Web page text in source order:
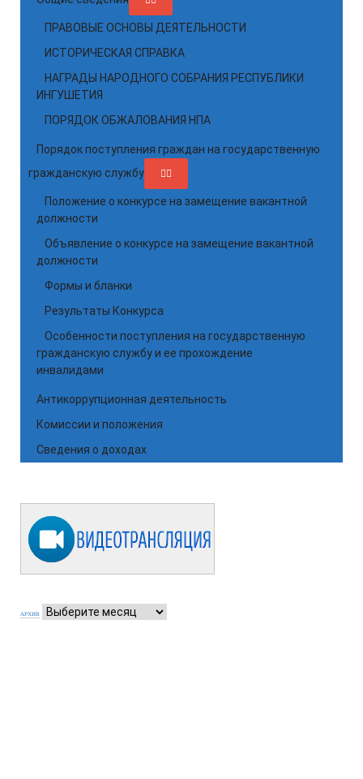
ПРАВОВЫЕ ОСНОВЫ ДЕЯТЕЛЬНОСТИ
ИСТОРИЧЕСКАЯ СПРАВКА
НАГРАДЫ НАРОДНОГО СОБРАНИЯ РЕСПУБЛИКИ
ИНГУШЕТИЯ
ПОРЯДОК ОБЖАЛОВАНИЯ НПА
Порядок поступления граждан на государственную
гражданскую службу
Положение о конкурсе на замещение вакантной
должности
Объявление о конкурсе на замещение вакантной
должности
Формы и бланки
Результаты Конкурса
Особенности поступления на государственную
гражданскую службу и ее прохождение
инвалидами
Антикоррупционная деятельность
Комиссии и положения
Сведения о доходах
АРХИВ